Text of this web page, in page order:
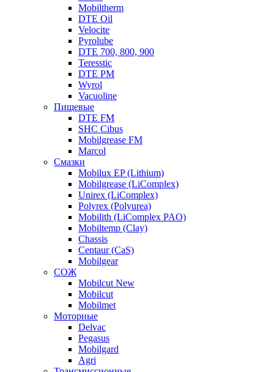
Mobiltherm
DTE Oil
Velocite
Pyrolube
DTE 700, 800, 900
Teresstic
DTE PM
Wyrol
Vacuoline
Пищевые
DTE FM
SHC Cibus
Mobilgrease FM
Marcol
Смазки
Mobilux EP (Lithium)
Mobilgrease (LiComplex)
Unirex (LiComplex)
Polyrex (Polyurea)
Mobilith (LiComplex PAO)
Mobiltemp (Clay)
Chassis
Centaur (CaS)
Mobilgear
СОЖ
Mobilcut New
Mobilcut
Mobilmet
Моторные
Delvac
Pegasus
Mobilgard
Agri